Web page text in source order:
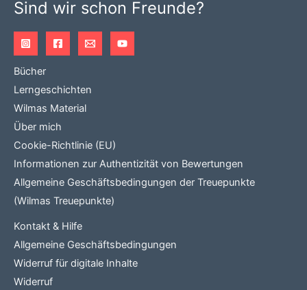
Sind wir schon Freunde?
Bücher
Lerngeschichten
Wilmas Material
Über mich
Cookie-Richtlinie (EU)
Informationen zur Authentizität von Bewertungen
Allgemeine Geschäftsbedingungen der Treuepunkte
(Wilmas Treuepunkte)
Kontakt & Hilfe
Allgemeine Geschäftsbedingungen
Widerruf für digitale Inhalte
Widerruf